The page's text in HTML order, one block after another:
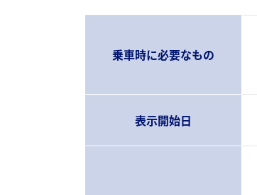
乗車時に必要なもの
表示開始日